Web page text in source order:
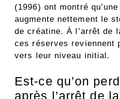
(1996) ont montré
augmente nettement le
de créatine. À l’arrêt de
ces réserves reviennent
vers leur niveau initial.
Est-ce qu’on
après l’arrêt de